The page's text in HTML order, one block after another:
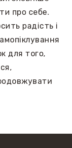
про себе.
радість і
для того,